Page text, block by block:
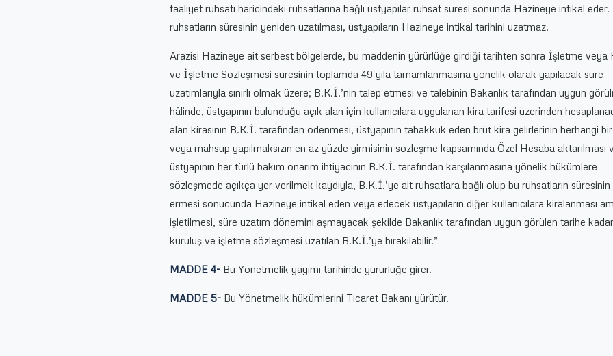
faaliyet ruhsatı haricindeki ruhsatlarına bağlı üstyapılar ruhsat süresi sonunda Hazineye intikal eder.
ruhsatların süresinin yeniden uzatılması, üstyapıların Hazineye intikal tarihini uzatmaz.
Arazisi Hazineye ait serbest bölgelerde, bu maddenin yürürlüğe girdiği tarihten sonra İşletme veya
ve İşletme Sözleşmesi süresinin toplamda 49 yıla tamamlanmasına yönelik olarak yapılacak süre
uzatımlarıyla sınırlı olmak üzere; B.K.İ.’nin talep etmesi ve talebinin Bakanlık tarafından uygun
hâlinde, üstyapının bulunduğu açık alan için kullanıcılara uygulanan kira tarifesi üzerinden
alan kirasının B.K.İ. tarafından ödenmesi, üstyapının tahakkuk eden brüt kira gelirlerinin herhangi
veya mahsup yapılmaksızın en az yüzde yirmisinin sözleşme kapsamında Özel Hesaba aktarılması
üstyapının her türlü bakım onarım ihtiyacının B.K.İ. tarafından karşılanmasına yönelik hükümlere
sözleşmede açıkça yer verilmek kaydıyla, B.K.İ.’ye ait ruhsatlara bağlı olup bu ruhsatların
ermesi sonucunda Hazineye intikal eden veya edecek üstyapıların diğer kullanıcılara kiralanması
işletilmesi, süre uzatım dönemini aşmayacak şekilde Bakanlık tarafından uygun görülen tarihe
kuruluş ve işletme sözleşmesi uzatılan B.K.İ.’ye bırakılabilir.”
MADDE 4- Bu Yönetmelik yayımı tarihinde yürürlüğe girer.
MADDE 5- Bu Yönetmelik hükümlerini Ticaret Bakanı yürütür.